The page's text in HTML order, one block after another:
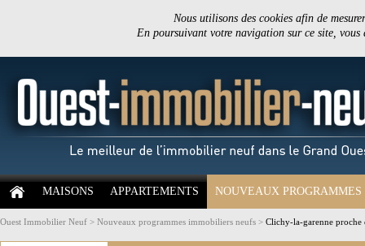
Nous utilisons des cookies afin de
En poursuivant votre navigation sur ce site,
MAISONS APPARTEMENTS NOUVEAUX PROGRAMMES
Ouest Immobilier Neuf > Nouveaux programmes immobiliers neufs > Clichy-la-garenne proche